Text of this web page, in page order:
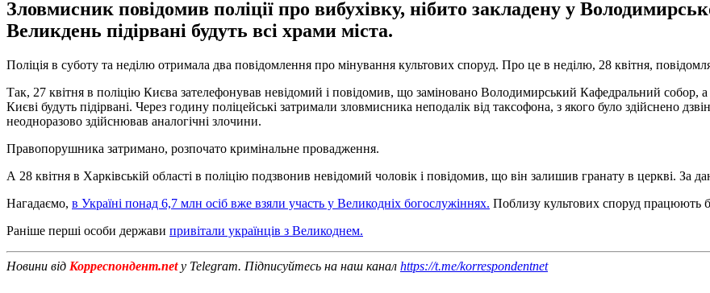
Зловмисник повідомив поліції про вибухівку, нібито закладену у
Великдень підірвані будуть всі храми міста.
Поліція в суботу та неділю отримала два повідомлення про мінування культових споруд. Про це в неділю, 28 квітня,
Так, 27 квітня в поліцію Києва зателефонував невідомий і повідомив, що заміновано Володимирський Кафедральний собор,
Києві будуть підірвані. Через годину поліцейські затримали зловмисника неподалік від таксофона, з якого було здійснено
неодноразово здійснював аналогічні злочини.
Правопорушника затримано, розпочато кримінальне провадження.
А 28 квітня в Харківській області в поліцію подзвонив невідомий чоловік і повідомив, що він залишив гранату в церкві. За
Нагадаємо, в Україні понад 6,7 млн ​​осіб вже взяли участь у Великодніх богослужіннях. Поблизу культових споруд працюють
Раніше перші особи держави привітали українців з Великоднем.
Новини від Корреспондент.netу Telegram. Підписуйтесь на наш канал https://t.me/korrespondentnet